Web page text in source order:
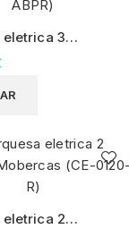
eletrica 3
(CE-
eletrica 2